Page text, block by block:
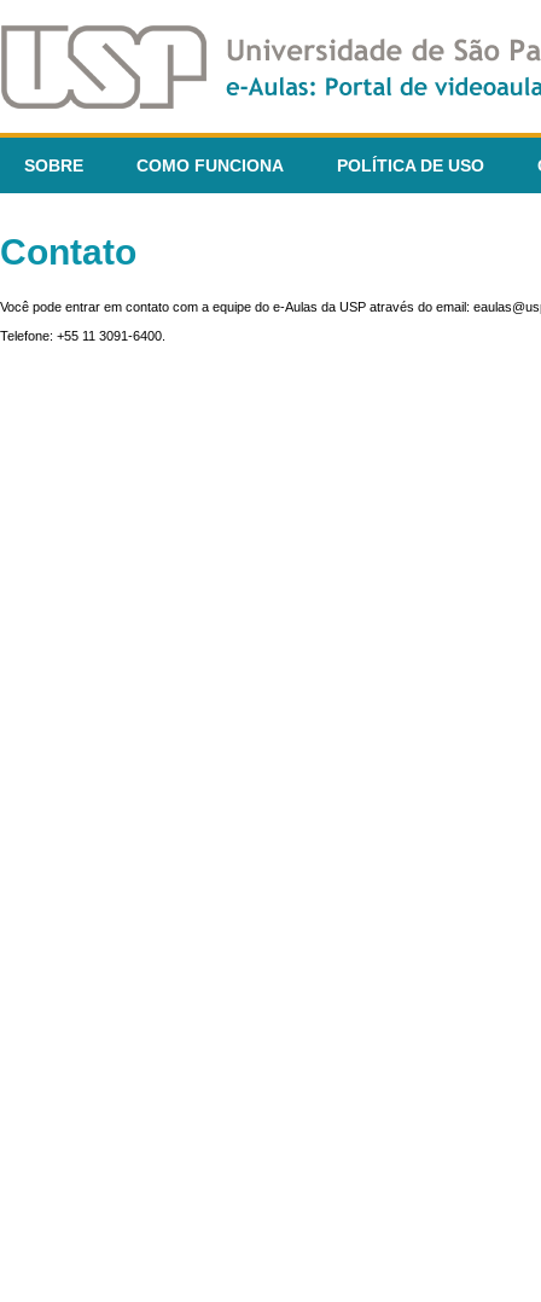
SOBRE COMO FUNCIONA POLÍTICA DE USO
Contato
Você pode entrar em contato com a equipe do e-Aulas da USP através do email:
Telefone: +55 11 3091-6400.